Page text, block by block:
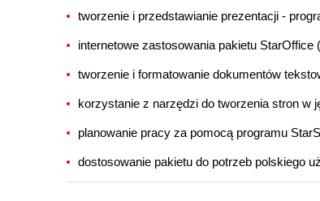
tworzenie i przedstawianie prezentacji -
internetowe zastosowania pakietu
tworzenie i formatowanie dokumentów
korzystanie z narzędzi do tworzenia stron w
planowanie pracy za pomocą programu
dostosowanie pakietu do potrzeb polskiego